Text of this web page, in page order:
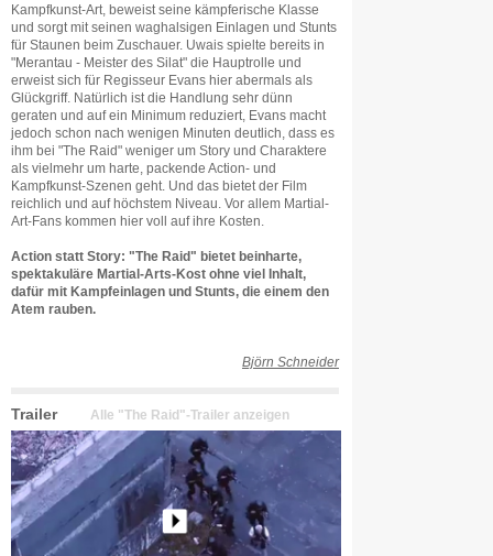
Kampfkunst-Art, beweist seine kämpferische Klasse
und sorgt mit seinen waghalsigen Einlagen und Stunts
für Staunen beim Zuschauer. Uwais spielte bereits in
"Merantau - Meister des Silat" die Hauptrolle und
erweist sich für Regisseur Evans hier abermals als
Glückgriff. Natürlich ist die Handlung sehr dünn
geraten und auf ein Minimum reduziert, Evans macht
jedoch schon nach wenigen Minuten deutlich, dass es
ihm bei "The Raid" weniger um Story und Charaktere
als vielmehr um harte, packende Action- und
Kampfkunst-Szenen geht. Und das bietet der Film
reichlich und auf höchstem Niveau. Vor allem Martial-
Art-Fans kommen hier voll auf ihre Kosten.
Action statt Story: "The Raid" bietet beinharte,
spektakuläre Martial-Arts-Kost ohne viel Inhalt,
dafür mit Kampfeinlagen und Stunts, die einem den
Atem rauben.
Björn Schneider
Trailer Alle "The Raid"-Trailer anzeigen